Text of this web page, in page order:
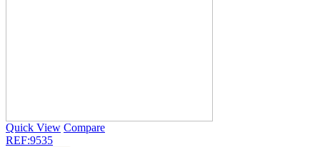
Quick View Compare
REF:9535